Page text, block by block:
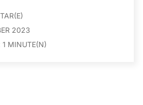
2023
1 MINUTE(N)